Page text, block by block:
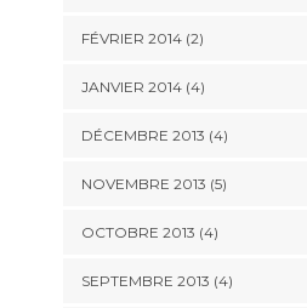
FÉVRIER 2014(2)
JANVIER 2014(4)
DÉCEMBRE 2013 (4)
NOVEMBRE 2013 (5)
OCTOBRE 2013 (4)
SEPTEMBRE 2013 (4)